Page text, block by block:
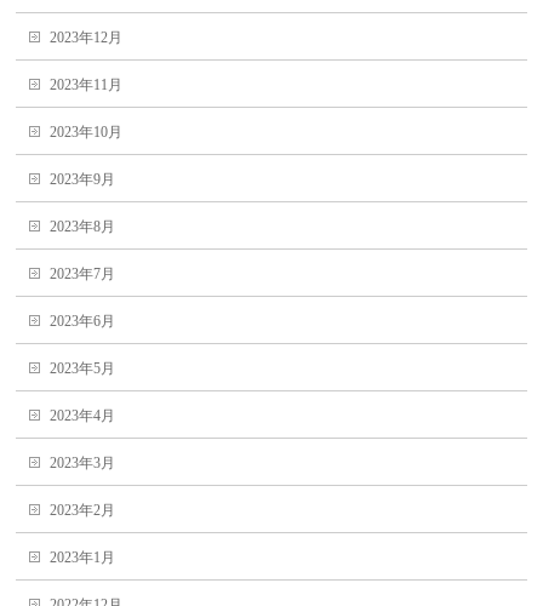
2023年12月
2023年11月
2023年10月
2023年9月
2023年8月
2023年7月
2023年6月
2023年5月
2023年4月
2023年3月
2023年2月
2023年1月